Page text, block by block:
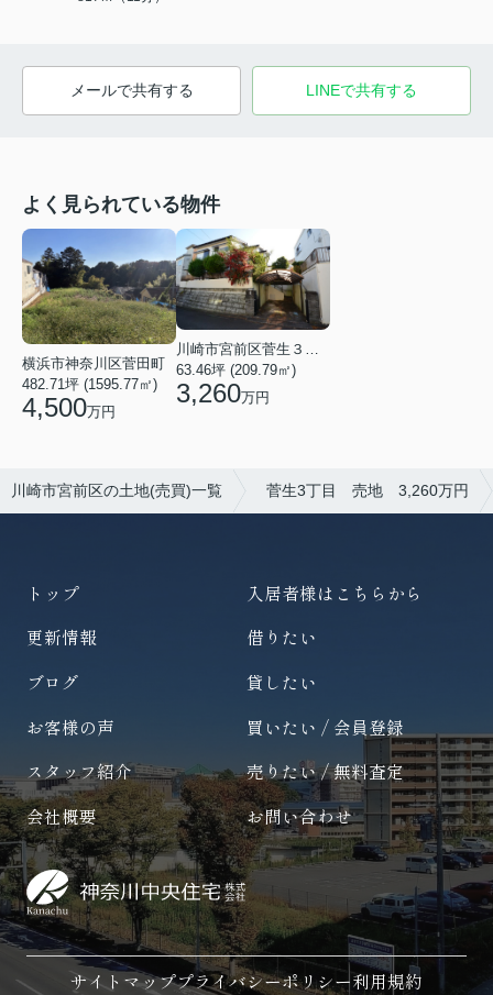
メールで共有する LINEで共有する
よく見られている物件
横浜市神奈川区菅田町
482.71坪 (1595.77㎡)
4,500万円
川崎市宮前区菅生３丁目
63.46坪 (209.79㎡)
3,260万円
川崎市宮前区の土地(売買)一覧 菅生3丁目 売地 3,260万円
トップ
入居者様はこちらから
更新情報
借りたい
ブログ
貸したい
お客様の声
買いたい / 会員登録
スタッフ紹介
売りたい / 無料査定
会社概要
お問い合わせ
サイトマッププライバシーポリシー利用規約